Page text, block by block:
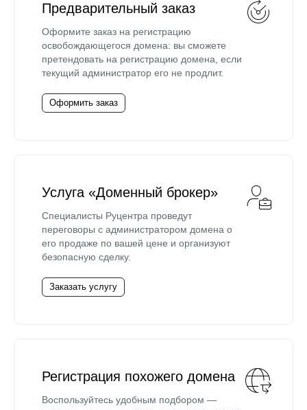
Предварительный заказ
Оформите заказ на регистрацию
освобождающегося домена: вы сможете
претендовать на регистрацию домена, если
текущий администратор его не продлит.
Оформить заказ
Услуга «Доменный брокер»
Специалисты Руцентра проведут
переговоры с администратором домена о
его продаже по вашей цене и организуют
безопасную сделку.
Заказать услугу
Регистрация похожего домена
Воспользуйтесь удобным подбором —